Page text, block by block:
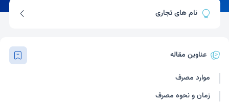
نام های تجاری
تازار
تازوپنیل
عناوین مقاله
موارد مصرف
زمان و نحوه مصرف